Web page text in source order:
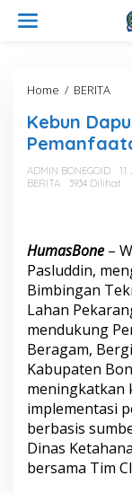
Home / BERITA
b
u
n
a
:
S
o
u
s
i
I
o
v
a
t
i
f
Kebun
ADMIN BONEGOID
BERITA
3934 Dilihat
HumasBone –
Pasluddin,
Bimbingan
Lahan
mendukung
Beragam,
Kabupaten
meningkatkan
implementasi
berbasis
Dinas
bersama Tim